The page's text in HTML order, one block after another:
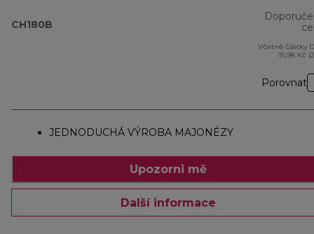
CH180B
Včetně částky
91,98 Kč
Porovnat
JEDNODUCHÁ VÝROBA MAJONÉZY
Upozorni mě
Další informace